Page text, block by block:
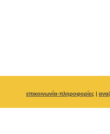
επικοινωνία-πληροφορίες |